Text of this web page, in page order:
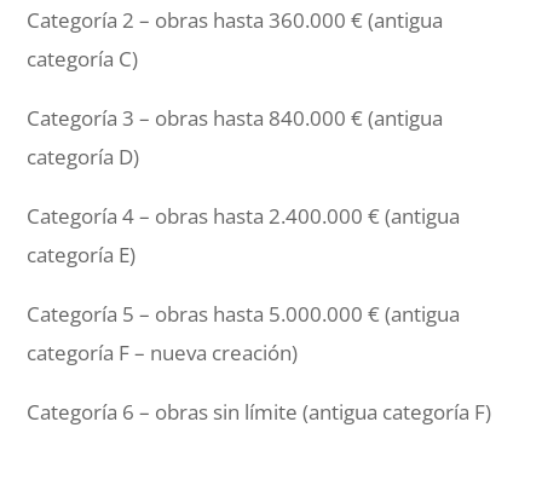
Categoría 2 – obras hasta 360.000 € (antigua
categoría C)
Categoría 3 – obras hasta 840.000 € (antigua
categoría D)
Categoría 4 – obras hasta 2.400.000 € (antigua
categoría E)
Categoría 5 – obras hasta 5.000.000 € (antigua
categoría F – nueva creación)
Categoría 6 – obras sin límite (antigua categoría F)